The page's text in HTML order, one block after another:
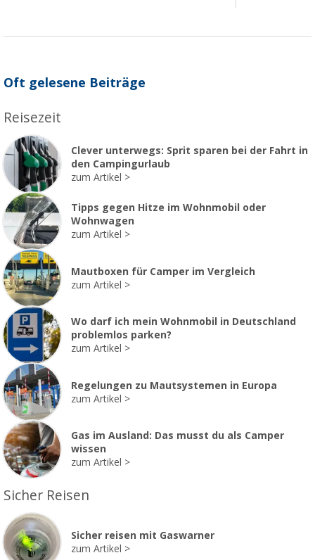
Oft gelesene Beiträge
Reisezeit
Clever unterwegs: Sprit sparen bei der Fahrt in
den Campingurlaub
zum Artikel
Tipps gegen Hitze im Wohnmobil oder
Wohnwagen
zum Artikel
Mautboxen für Camper im Vergleich
zum Artikel
Wo darf ich mein Wohnmobil in Deutschland
problemlos parken?
zum Artikel
Regelungen zu Mautsystemen in Europa
zum Artikel
Gas im Ausland: Das musst du als Camper
wissen
zum Artikel
Sicher Reisen
Sicher reisen mit Gaswarner
zum Artikel